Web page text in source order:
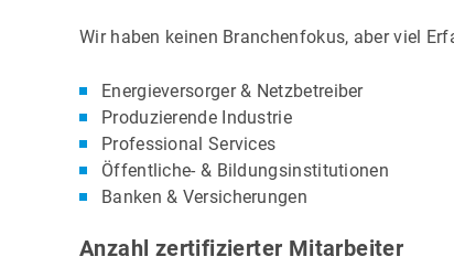
Wir haben keinen Branchenfokus, aber viel
Energieversorger & Netzbetreiber
Produzierende Industrie
Professional Services
Öffentliche- & Bildungsinstitutionen
Banken & Versicherungen
Anzahl zertifizierter Mitarbeiter